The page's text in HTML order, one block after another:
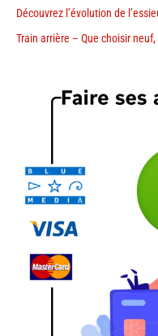
Découvrez l’évolution de
Train arrière – Que choisir